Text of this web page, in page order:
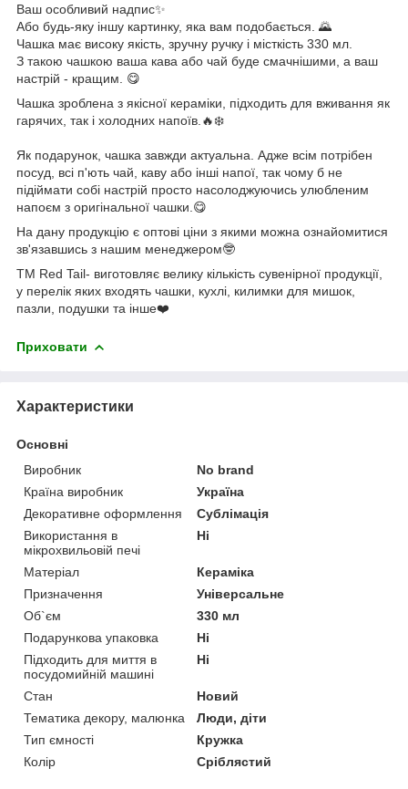
Ваш особливий надпис✨
Або будь-яку іншу картинку, яка вам подобається. 🌄
Чашка має високу якість, зручну ручку і місткість 330 мл.
З такою чашкою ваша кава або чай буде смачнішими, а ваш
настрій - кращим. 😋
Чашка зроблена з якісної кераміки, підходить для вживання як
гарячих, так і холодних напоїв.🔥❄️
Як подарунок, чашка завжди актуальна. Адже всім потрібен
посуд, всі п'ють чай, каву або інші напої, так чому б не
підіймати собі настрій просто насолоджуючись улюбленим
напоєм з оригінальної чашки.😋
На дану продукцію є оптові ціни з якими можна ознайомитися
зв'язавшись з нашим менеджером🤓
ТМ Red Tail- виготовляє велику кількість сувенірної продукції,
у перелік яких входять чашки, кухлі, килимки для мишок,
пазли, подушки та інше❤️
Приховати
Характеристики
Основні
Виробник
No brand
Країна виробник
Україна
Декоративне оформлення
Сублімація
Використання в
мікрохвильовій печі
Ні
Матеріал
Кераміка
Призначення
Універсальне
Об`єм
330 мл
Подарункова упаковка
Ні
Підходить для миття в
посудомийній машині
Ні
Стан
Новий
Тематика декору, малюнка
Люди, діти
Тип ємності
Кружка
Колір
Сріблястий